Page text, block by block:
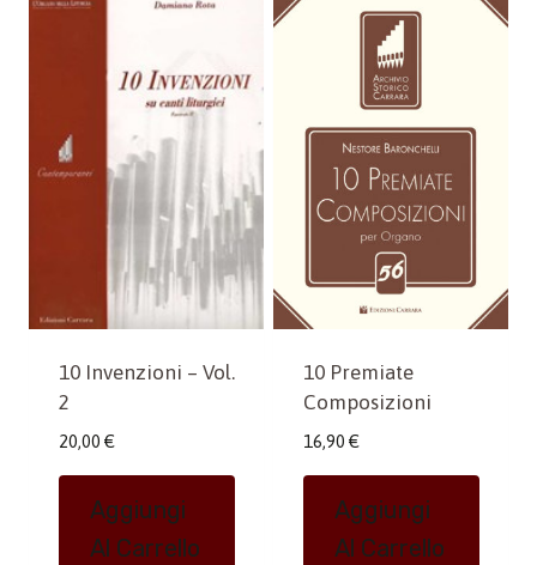
10 Invenzioni – Vol.
2
20,00 €
Aggiungi
Al Carrello
10 Premiate
Composizioni
16,90 €
Aggiungi
Al Carrello